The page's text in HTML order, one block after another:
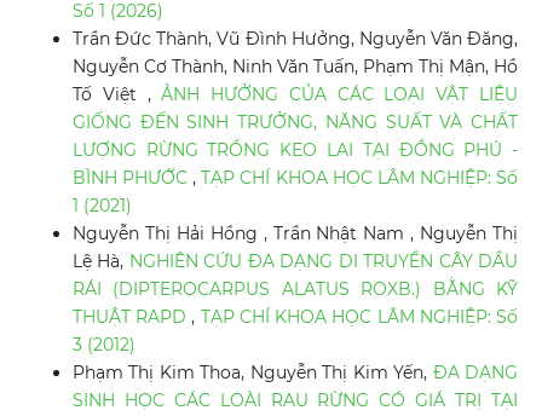
Số 1 (2026)
Trần Đức Thành, Vũ Đình Hưởng, Nguyễn Văn Đăng,
Nguyễn Cơ Thành, Ninh Văn Tuấn, Phạm Thị Mận, Hồ
Tố Việt ,ẢNH HƯỞNG CỦA CÁC LOẠI VẬT LIỆU
GIỐNG ĐẾN SINH TRƯỞNG, NĂNG SUẤT VÀ CHẤT
LƯỢNG RỪNG TRỒNG KEO LAI TẠI ĐỒNG PHÚ -
BÌNH PHƯỚC,TẠP CHÍ KHOA HỌC LÂM NGHIỆP: Số
1 (2021)
Nguyễn Thị Hải Hồng , Trần Nhật Nam , Nguyễn Thị
Lệ Hà, NGHIÊN CỨU ĐA DẠNG DI TRUYỀN CÂY DẦU
RÁI (DIPTEROCARPUS ALATUS ROXB.) BẰNG KỸ
THUẬT RAPD, TẠP CHÍ KHOA HỌC LÂM NGHIỆP: Số
3 (2012)
Phạm Thị Kim Thoa, Nguyễn Thị Kim Yến, ĐA DẠNG
SINH HỌC CÁC LOÀI RAU RỪNG CÓ GIÁ TRỊ TẠI